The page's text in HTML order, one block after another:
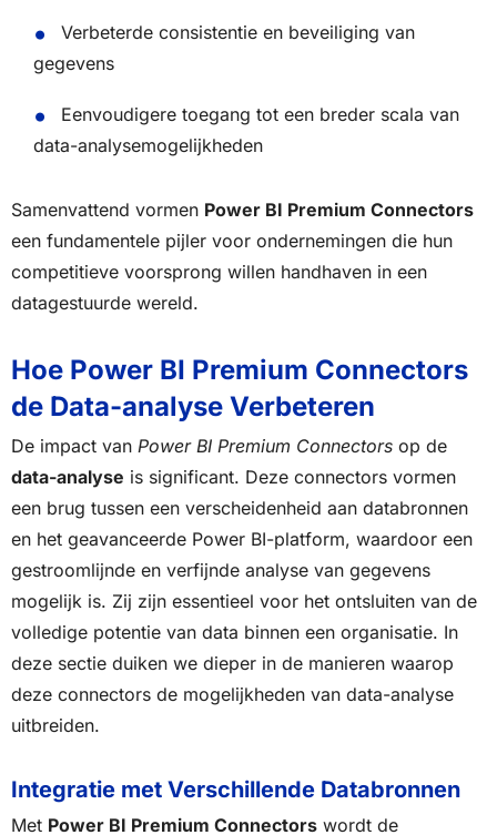
Verbeterde consistentie en beveiliging van
gegevens
Eenvoudigere toegang tot een breder scala van
data-analysemogelijkheden
Samenvattend vormen Power BI Premium Connectors
een fundamentele pijler voor ondernemingen die hun
competitieve voorsprong willen handhaven in een
datagestuurde wereld.
Hoe Power BI Premium Connectors
de Data-analyse Verbeteren
De impact van Power BI Premium Connectors op de
data-analyse is significant. Deze connectors vormen
een brug tussen een verscheidenheid aan databronnen
en het geavanceerde Power BI-platform, waardoor een
gestroomlijnde en verfijnde analyse van gegevens
mogelijk is. Zij zijn essentieel voor het ontsluiten van de
volledige potentie van data binnen een organisatie. In
deze sectie duiken we dieper in de manieren waarop
deze connectors de mogelijkheden van data-analyse
uitbreiden.
Integratie met Verschillende Databronnen
Met Power BI Premium Connectors wordt de